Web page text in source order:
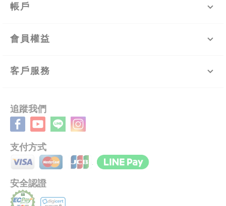
帳戶
會員權益
客戶服務
追蹤我們
支付方式
安全認證